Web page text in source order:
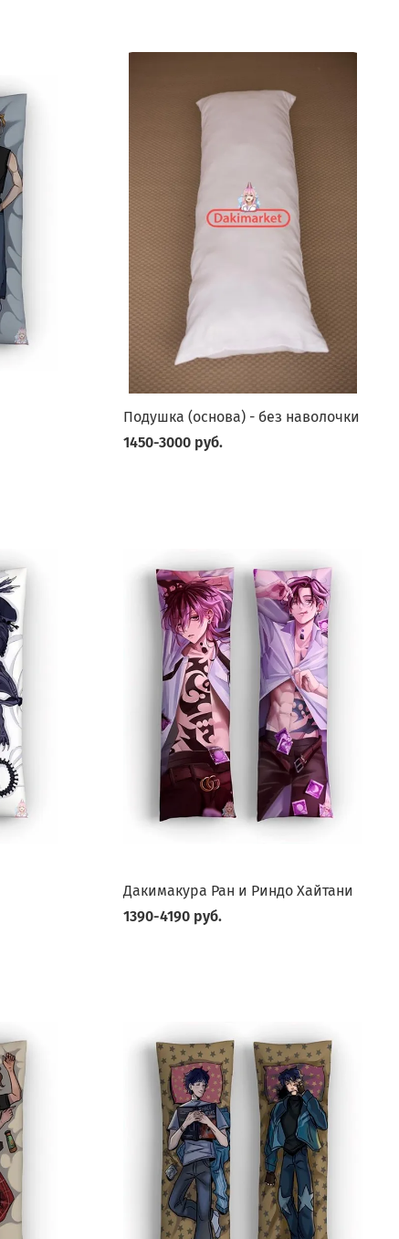
Подушка (основа) - без наволочки
1450-3000 руб.
Дакимакура Ран и Риндо Хайтани
1390-4190 руб.